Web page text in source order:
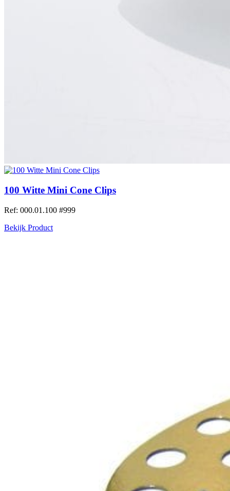
100 Witte Mini Cone Clips
Ref: 000.01.100 #999
Bekijk Product